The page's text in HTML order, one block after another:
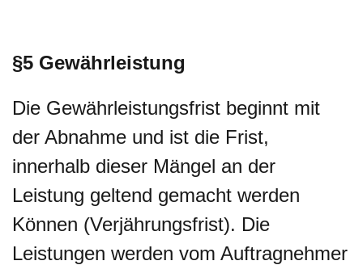
§5 Gewährleistung
Die Gewährleistungsfrist beginnt mit
der Abnahme und ist die Frist,
innerhalb dieser Mängel an der
Leistung geltend gemacht werden
Können (Verjährungsfrist). Die
Leistungen werden vom Auftragnehmer